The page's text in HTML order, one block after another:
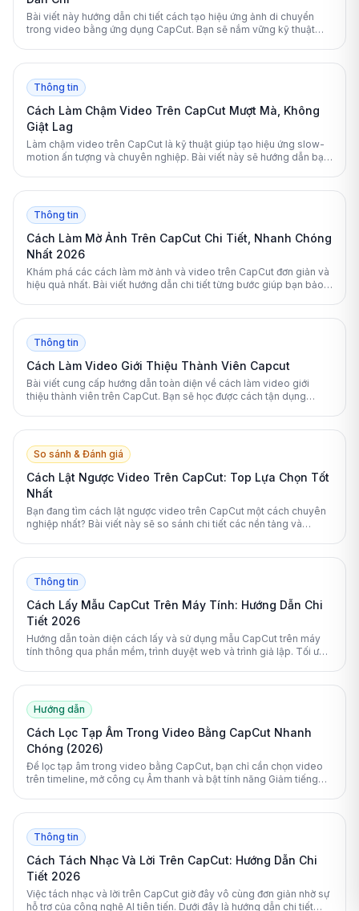
Bài viết này hướng dẫn chi tiết cách tạo hiệu ứng ảnh di chuyển
trong video bằng ứng dụng CapCut. Bạn sẽ nắm vững kỹ thuật
Thông tin
Cách Làm Chậm Video Trên CapCut Mượt Mà, Không
Giật Lag
Làm chậm video trên CapCut là kỹ thuật giúp tạo hiệu ứng slow-
motion ấn tượng và chuyên nghiệp. Bài viết này sẽ hướng dẫn bạn
Thông tin
Cách Làm Mờ Ảnh Trên CapCut Chi Tiết, Nhanh Chóng
Nhất 2026
Khám phá các cách làm mờ ảnh và video trên CapCut đơn giản và
hiệu quả nhất. Bài viết hướng dẫn chi tiết từng bước giúp bạn bảo
Thông tin
Cách Làm Video Giới Thiệu Thành Viên Capcut
Bài viết cung cấp hướng dẫn toàn diện về cách làm video giới
thiệu thành viên trên CapCut. Bạn sẽ học được cách tận dụng
So sánh & Đánh giá
Cách Lật Ngược Video Trên CapCut: Top Lựa Chọn Tốt
Nhất
Bạn đang tìm cách lật ngược video trên CapCut một cách chuyên
nghiệp nhất? Bài viết này sẽ so sánh chi tiết các nền tảng và
Thông tin
Cách Lấy Mẫu CapCut Trên Máy Tính: Hướng Dẫn Chi
Tiết 2026
Hướng dẫn toàn diện cách lấy và sử dụng mẫu CapCut trên máy
tính thông qua phần mềm, trình duyệt web và trình giả lập. Tối ưu
Hướng dẫn
Cách Lọc Tạp Âm Trong Video Bằng CapCut Nhanh
Chóng (2026)
Để lọc tạp âm trong video bằng CapCut, bạn chỉ cần chọn video
trên timeline, mở công cụ Âm thanh và bật tính năng Giảm tiếng
Thông tin
Cách Tách Nhạc Và Lời Trên CapCut: Hướng Dẫn Chi
Tiết 2026
Việc tách nhạc và lời trên CapCut giờ đây vô cùng đơn giản nhờ sự
hỗ trợ của công nghệ AI tiên tiến. Dưới đây là hướng dẫn chi tiết